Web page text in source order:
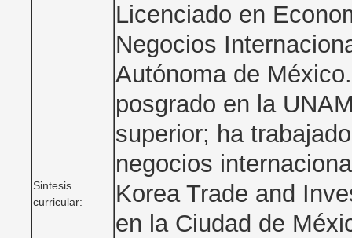
Sintesis
curricular:
Licenciado en
Negocios
Autónoma de
posgrado en la
superior; ha
negocios
Korea Trade and
en la Ciudad de